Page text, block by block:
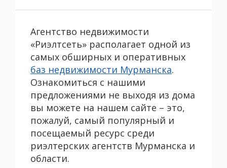
Агентство недвижимости
«Риэлтсеть» располагает одной из
самых обширных и оперативных
баз недвижимости Мурманска.
Ознакомиться с нашими
предложениями не выходя из дома
вы можете на нашем сайте – это,
пожалуй, самый популярный и
посещаемый ресурс среди
риэлтерских агентств Мурманска и
области.